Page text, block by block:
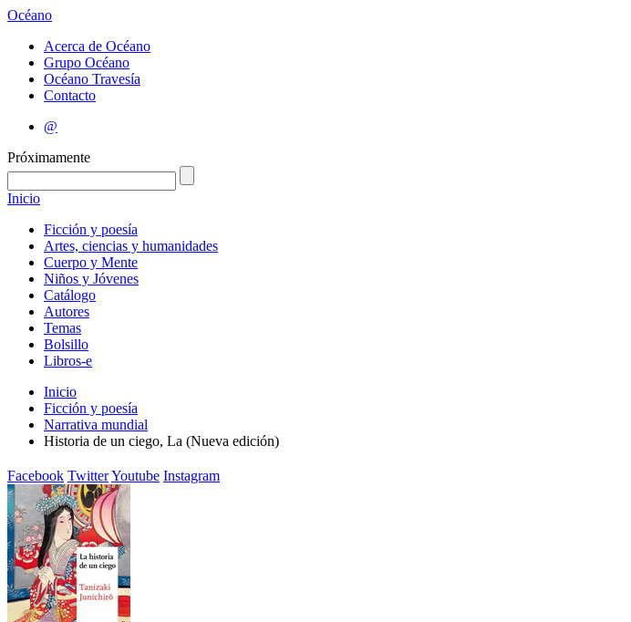
Océano
Acerca de Océano
Grupo Océano
Océano Travesía
Contacto
@
Próximamente
Inicio
Ficción y poesía
Artes, ciencias y humanidades
Cuerpo y Mente
Niños y Jóvenes
Catálogo
Autores
Temas
Bolsillo
Libros-e
Inicio
Ficción y poesía
Narrativa mundial
Historia de un ciego, La (Nueva edición)
Facebook TwitterYoutube Instagram